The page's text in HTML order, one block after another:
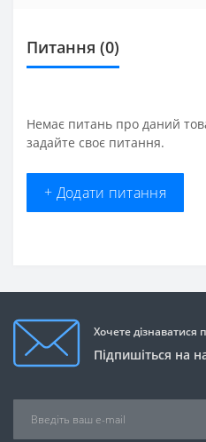
Питання (0)
Немає питань про даний
задайте своє питання.
+ Додати питання
Хочете дізнаватися
Підпишіться на